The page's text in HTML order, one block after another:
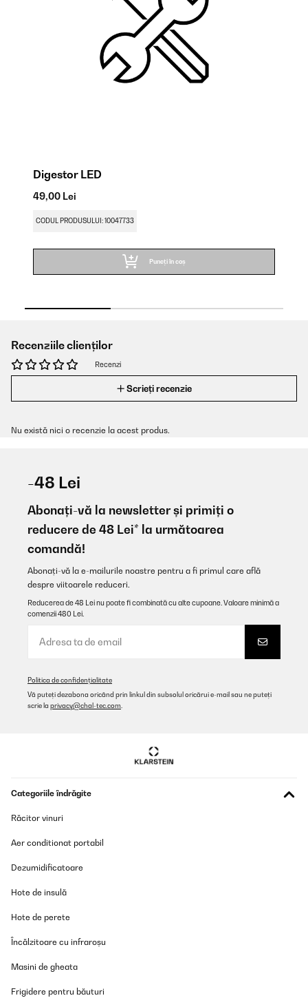
Digestor LED
49,00 Lei
CODUL PRODUSULUI: 10047733
Puneți în coș
Recenziile clienților
Recenzi
Scrieți recenzie
Nu există nici o recenzie la acest produs.
-48 Lei
Abonați-vă la newsletter și primiți o
reducere de 48 Lei* la următoarea
comandă!
Abonați-vă la e-mailurile noastre pentru a fi primul care află
despre viitoarele reduceri.
Reducerea de 48 Lei nu poate fi combinată cu alte cupoane. Valoare minimă a
comenzii 480 Lei.
Politica de confidențialitate
Vă puteți dezabona oricând prin linkul din subsolul oricărui e-mail sau ne puteți
scrie la privacy@chal-tec.com.
Categoriile îndrăgite
Răcitor vinuri
Aer conditionat portabil
Dezumidificatoare
Hote de insulă
Hote de perete
Încălzitoare cu infraroșu
Masini de gheata
Frigidere pentru băuturi